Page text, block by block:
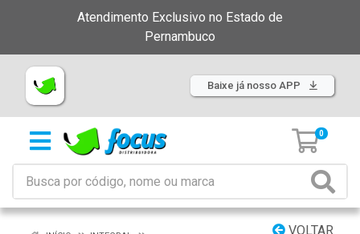
Atendimento Exclusivo no Estado de
Pernambuco
Baixe já nosso APP
0
VOLTAR